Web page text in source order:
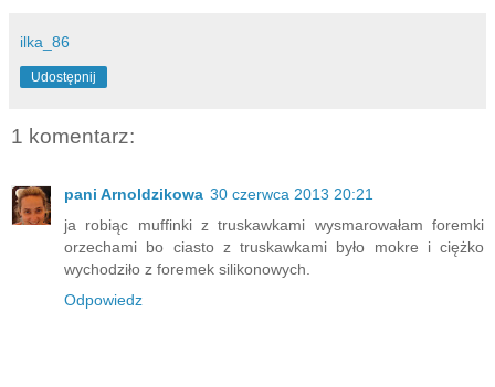
ilka_86
Udostępnij
1 komentarz:
pani Arnoldzikowa 30 czerwca 2013 20:21
ja robiąc muffinki z truskawkami wysmarowałam foremki
orzechami bo ciasto z truskawkami było mokre i ciężko
wychodziło z foremek silikonowych.
Odpowiedz